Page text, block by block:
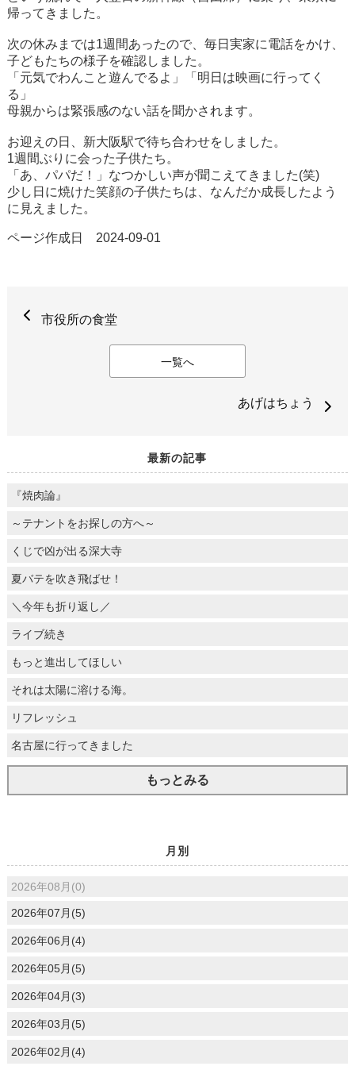
帰ってきました。
次の休みまでは1週間あったので、毎日実家に電話をかけ、
子どもたちの様子を確認しました。
「元気でわんこと遊んでるよ」「明日は映画に行ってく
る」
母親からは緊張感のない話を聞かされます。
お迎えの日、新大阪駅で待ち合わせをしました。
1週間ぶりに会った子供たち。
「あ、パパだ！」なつかしい声が聞こえてきました(笑)
少し日に焼けた笑顔の子供たちは、なんだか成長したよう
に見えました。
ページ作成日 2024-09-01
市役所の食堂
一覧へ
あげはちょう
最新の記事
『焼肉論』
～テナントをお探しの方へ～
くじで凶が出る深大寺
夏バテを吹き飛ばせ！
＼今年も折り返し／
ライブ続き
もっと進出してほしい
それは太陽に溶ける海。
リフレッシュ
名古屋に行ってきました
もっとみる
月別
2026年08月(0)
2026年07月(5)
2026年06月(4)
2026年05月(5)
2026年04月(3)
2026年03月(5)
2026年02月(4)